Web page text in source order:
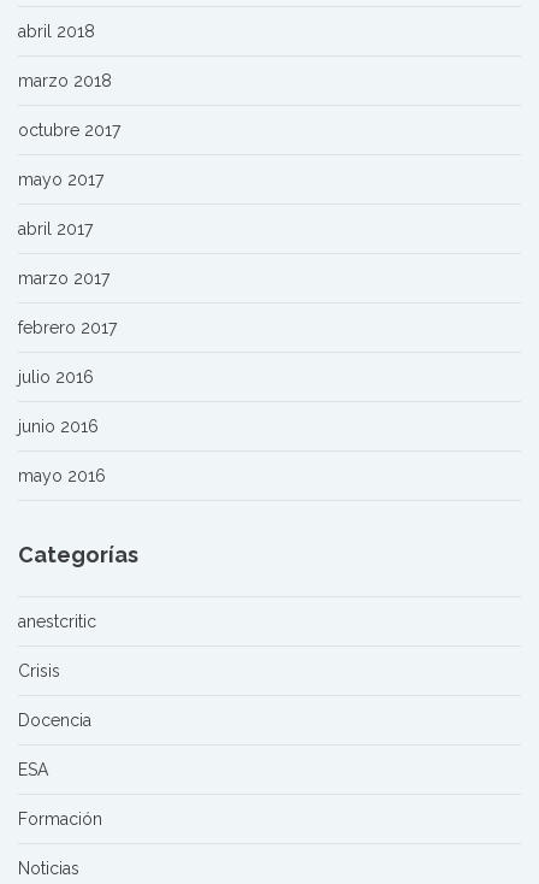
abril 2018
marzo 2018
octubre 2017
mayo 2017
abril 2017
marzo 2017
febrero 2017
julio 2016
junio 2016
mayo 2016
Categorías
anestcritic
Crisis
Docencia
ESA
Formación
Noticias